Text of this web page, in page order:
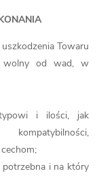
Towaru
wolny od wad, w
i ilości, jak
i na który